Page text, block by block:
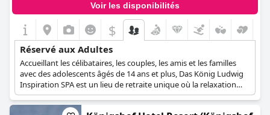
Voir les disponibilités
$
Réservé aux Adultes
Accueillant les célibataires, les couples, les amis et les familles
avec des adolescents âgés de 14 ans et plus, Das König Ludwig
Inspiration SPA est un lieu de retraite unique où la relaxation
rencontre l'inspiration. L'établissement est fier de ses saunas et
de ses nombreux équipements de spa, qui permettent aux